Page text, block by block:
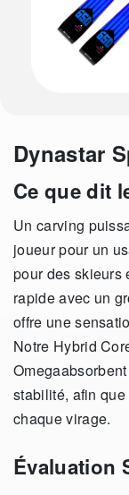
Dynastar
Ce que dit
Un carving
joueur pour un
pour des skieurs
rapide avec un
offre une
Notre Hybrid
stabilité, afin
chaque virage.
Évaluation